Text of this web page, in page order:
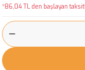
*86,04 TL den başlayan